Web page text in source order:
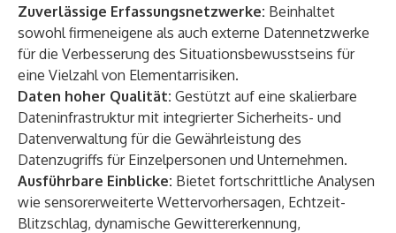
Zuverlässige Erfassungsnetzwerke: Beinhaltet
sowohl firmeneigene als auch externe Datennetzwerke
für die Verbesserung des Situationsbewusstseins für
eine Vielzahl von Elementarrisiken.
Daten hoher Qualität: Gestützt auf eine skalierbare
Dateninfrastruktur mit integrierter Sicherheits- und
Datenverwaltung für die Gewährleistung des
Datenzugriffs für Einzelpersonen und Unternehmen.
Ausführbare Einblicke: Bietet fortschrittliche Analysen
wie sensorerweiterte Wettervorhersagen, Echtzeit-
Blitzschlag, dynamische Gewittererkennung,